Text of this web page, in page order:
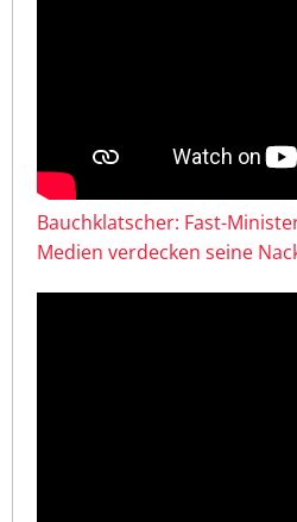
Bauchklatscher: Fast-
Medien verdecken seine